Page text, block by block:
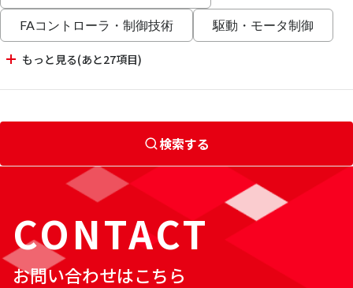
FAコントローラ・制御技術 駆動・モータ制御
もっと見る(あと27項目)
検索する
CONTACT
お問い合わせはこちら